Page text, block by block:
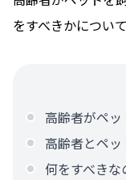
をすべきかについ
高齢者がペッ
高齢者とペ
何をすべきな